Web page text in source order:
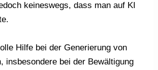
keineswegs, dass man auf KI
Hilfe bei der Generierung von
insbesondere bei der Bewältigung